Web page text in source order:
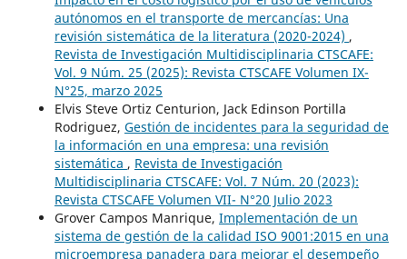
autónomos en el transporte de mercancías: Una
revisión sistemática de la literatura (2020-2024) ,
Revista de Investigación Multidisciplinaria CTSCAFE:
Vol. 9 Núm. 25 (2025): Revista CTSCAFE Volumen IX-
N°25, marzo 2025
Elvis Steve Ortiz Centurion, Jack Edinson Portilla
Rodriguez, Gestión de incidentes para la seguridad de
la información en una empresa: una revisión
sistemática , Revista de Investigación
Multidisciplinaria CTSCAFE: Vol. 7 Núm. 20 (2023):
Revista CTSCAFE Volumen VII- N°20 Julio 2023
Grover Campos Manrique, Implementación de un
sistema de gestión de la calidad ISO 9001:2015 en una
microempresa panadera para mejorar el desempeño